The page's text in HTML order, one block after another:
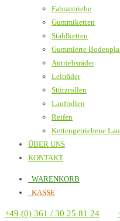
Fahrantriebe
Gummiketten
Stahlketten
Gummierte
Antriebsräder
Leiträder
Stützrollen
Laufrollen
Reifen
Kettengetriebene
ÜBER UNS
KONTAKT
WARENKORB
KASSE
+49 (0) 361 / 30 25 81 24